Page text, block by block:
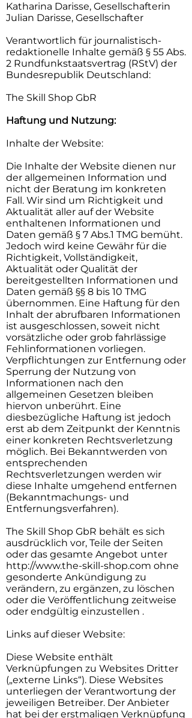
Katharina Darisse, Gesellschafterin
Julian Darisse, Gesellschafter
Verantwortlich für journalistisch-
redaktionelle Inhalte gemäß § 55 Abs.
2 Rundfunkstaatsvertrag (RStV) der
Bundesrepublik Deutschland:
The Skill Shop GbR
Haftung und Nutzung:
Inhalte der Website:
Die Inhalte der Website dienen nur
der allgemeinen Information und
nicht der Beratung im konkreten
Fall. Wir sind um Richtigkeit und
Aktualität aller auf der Website
enthaltenen Informationen und
Daten gemäß § 7 Abs.1 TMG bemüht.
Jedoch wird keine Gewähr für die
Richtigkeit, Vollständigkeit,
Aktualität oder Qualität der
bereitgestellten Informationen und
Daten gemäß §§ 8 bis 10 TMG
übernommen. Eine Haftung für den
Inhalt der abrufbaren Informationen
ist ausgeschlossen, soweit nicht
vorsätzliche oder grob fahrlässige
Fehlinformationen vorliegen.
Verpflichtungen zur Entfernung oder
Sperrung der Nutzung von
Informationen nach den
allgemeinen Gesetzen bleiben
hiervon unberührt. Eine
diesbezügliche Haftung ist jedoch
erst ab dem Zeitpunkt der Kenntnis
einer konkreten Rechtsverletzung
möglich. Bei Bekanntwerden von
entsprechenden
Rechtsverletzungen werden wir
diese Inhalte umgehend entfernen
(Bekanntmachungs- und
Entfernungsverfahren).
The Skill Shop GbR behält es sich
ausdrücklich vor, Teile der Seiten
oder das gesamte Angebot unter
http://www.the-skill-shop.com ohne
gesonderte Ankündigung zu
verändern, zu ergänzen, zu löschen
oder die Veröffentlichung zeitweise
oder endgültig einzustellen .
Links auf dieser Website:
Diese Website enthält
Verknüpfungen zu Websites Dritter
(„externe Links“). Diese Websites
unterliegen der Verantwortung der
jeweiligen Betreiber. Der Anbieter
hat bei der erstmaligen Verknüpfung